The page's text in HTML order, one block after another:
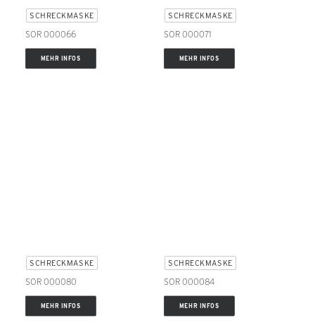
SCHRECKMASKE
SOR 000066
MEHR INFOS
SCHRECKMASKE
SOR 000071
MEHR INFOS
SCHRECKMASKE
SOR 000080
MEHR INFOS
SCHRECKMASKE
SOR 000084
MEHR INFOS